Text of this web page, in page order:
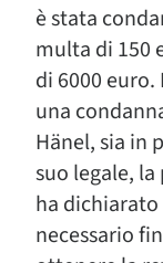
è stata
multa di 150
di 6000
una
Hänel, sia in
suo legale,
ha
necessario